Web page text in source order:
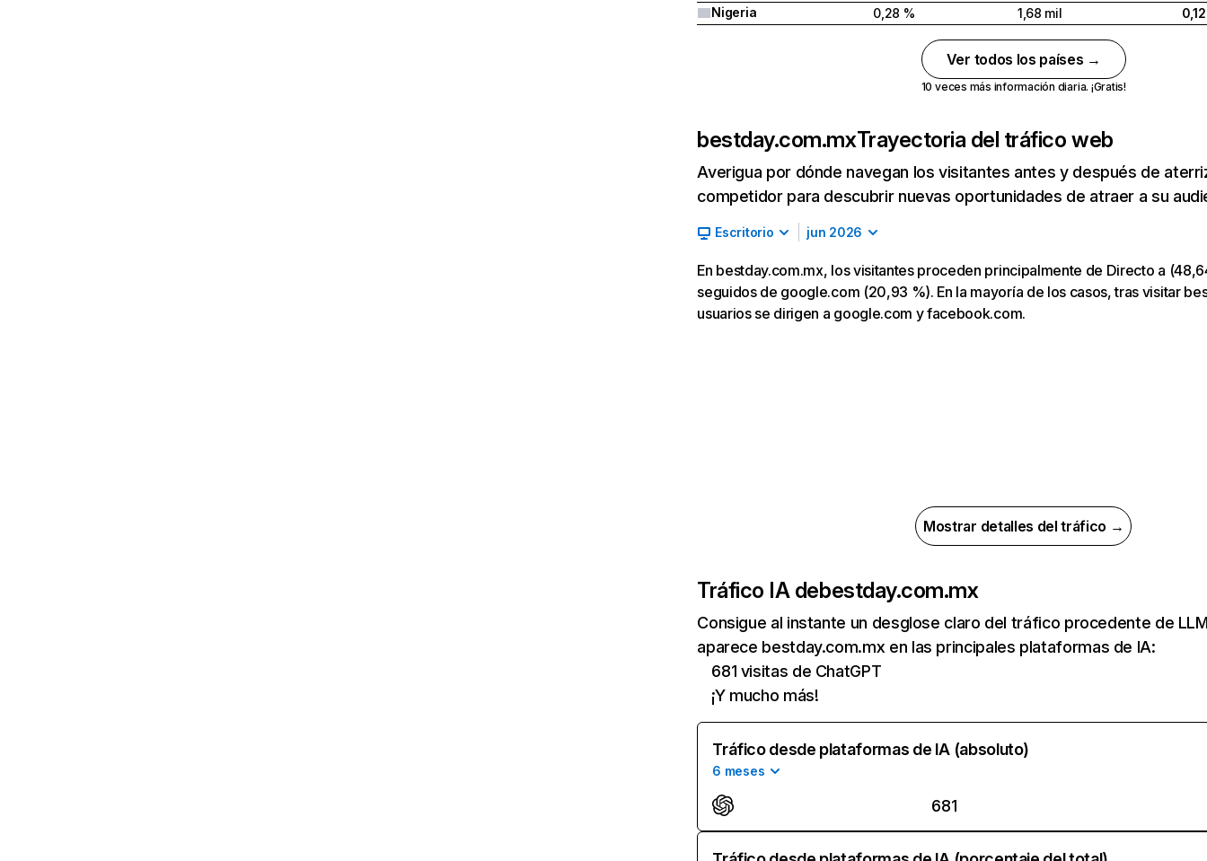
Nigeria
0,28 % 1,68 mil
Ver todos los países →
10 veces más información diaria. ¡Gratis!
bestday.com.mxTrayectoria del tráfico web
Averigua por dónde navegan los visitantes antes y después de
competidor para descubrir nuevas oportunidades de atraer a su
Escritorio jun 2026
En bestday.com.mx, los visitantes proceden principalmente de Directo a
seguidos de google.com (20,93 %). En la mayoría de los casos, tras visitar
usuarios se dirigen a google.com y facebook.com.
Mostrar detalles del tráfico →
Tráfico IA debestday.com.mx
Consigue al instante un desglose claro del tráfico procedente de
aparece bestday.com.mx en las principales plataformas de IA:
681 visitas de ChatGPT
¡Y mucho más!
Tráfico desde plataformas de IA (absoluto)
6 meses
681